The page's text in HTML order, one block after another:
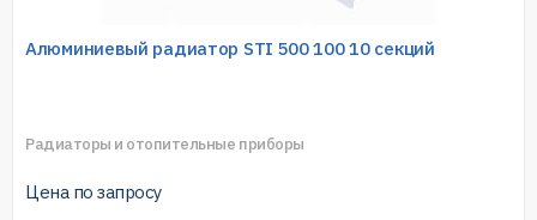
Алюминиевый радиатор STI 500 100 10 секций
Радиаторы и отопительные приборы
Цена по запросу